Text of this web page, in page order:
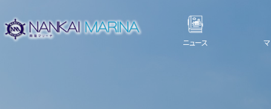
ニュース